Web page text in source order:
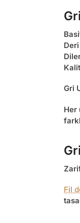
Gri
Her
Fil